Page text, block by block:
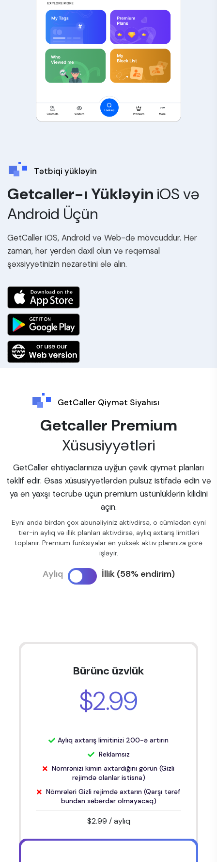
Tətbiqi yükləyin
Getcaller-ı Yükləyin iOS və
Android Üçün
GetCaller iOS, Android və Web-də mövcuddur. Hər
zaman, hər yerdən daxil olun və rəqəmsal
şəxsiyyətinizin nəzarətini ələ alın.
GetCaller Qiymət Siyahısı
Getcaller Premium
Xüsusiyyətləri
GetCaller ehtiyaclarınıza uyğun çevik qiymət planları
təklif edir. Əsas xüsusiyyətlərdən pulsuz istifadə edin və
ya ən yaxşı təcrübə üçün premium üstünlüklərin kilidini
açın.
Eyni anda birdən çox abunəliyiniz aktivdirsə, o cümlədən eyni
tier-in aylıq və illik planları aktivdirsə, aylıq axtarış limitləri
toplanır. Premium funksiyalar ən yüksək aktiv planınıza görə
işləyir.
Aylıq İllik (58% endirim)
Bürünc üzvlük
$2.99
Aylıq axtarış limitinizi 200-ə artırın
Reklamsız
Nömrənizi kimin axtardığını görün (Gizli
rejimdə olanlar istisna)
Nömrələri Gizli rejimdə axtarın (Qarşı tərəf
bundan xəbərdar olmayacaq)
$2.99 / aylıq